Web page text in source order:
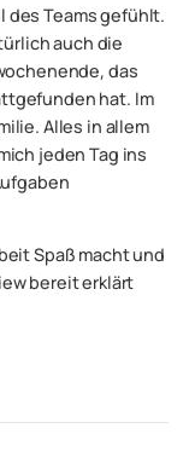
des Teams gefühlt.
auch die
das
hat. Im
Alles in allem
jeden Tag ins
Spaß macht und
bereit erklärt